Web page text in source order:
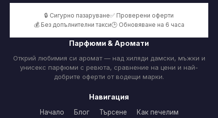
🔒 Сигурно пазаруване✅ Проверени оферти
💰 Без допълнителни такси🕒 Обновяване на 6 часа
Парфюми & Аромати
Открий любимия си аромат — над хиляди дамски, мъжки и
унисекс парфюми с ревюта, сравнение на цени и най-
добрите оферти от водещи марки.
Навигация
Начало Блог Търсене Как печелим